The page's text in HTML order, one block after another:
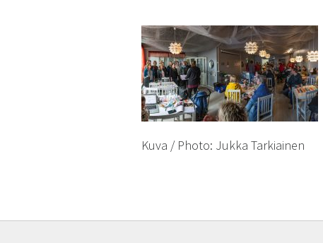
Kuva / Photo: Jukka Tarkiainen